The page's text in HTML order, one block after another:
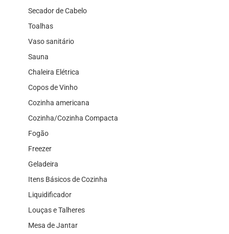
Secador de Cabelo
Toalhas
Vaso sanitário
Sauna
Chaleira Elétrica
Copos de Vinho
Cozinha americana
Cozinha/Cozinha Compacta
Fogão
Freezer
Geladeira
Itens Básicos de Cozinha
Liquidificador
Louças e Talheres
Mesa de Jantar